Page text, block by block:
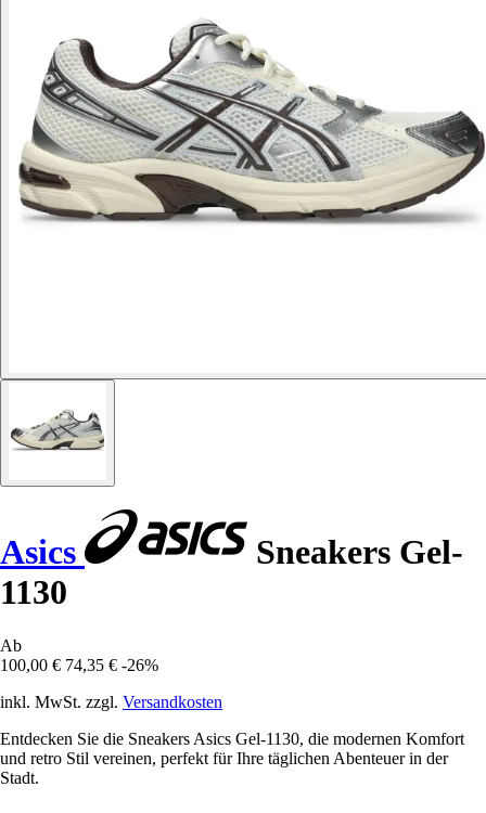
Asics
Sneakers Gel-
1130
Ab
100,00 € 74,35 € -26%
inkl. MwSt. zzgl. Versandkosten
Entdecken Sie die Sneakers Asics Gel-1130, die modernen Komfort
und retro Stil vereinen, perfekt für Ihre täglichen Abenteuer in der
Stadt.